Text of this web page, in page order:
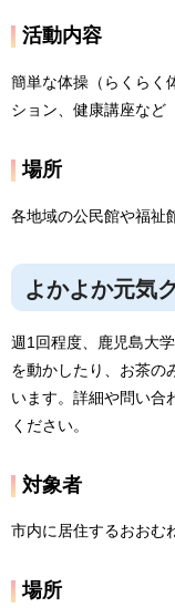
活動内容
簡単な体操（らくらく
ション、健康講座など
場所
各地域の公民館や福祉
よかよか元気
週1回程度、鹿児島大
を動かしたり、お茶の
います。詳細や問い合
ください。
対象者
市内に居住するおおむ
場所